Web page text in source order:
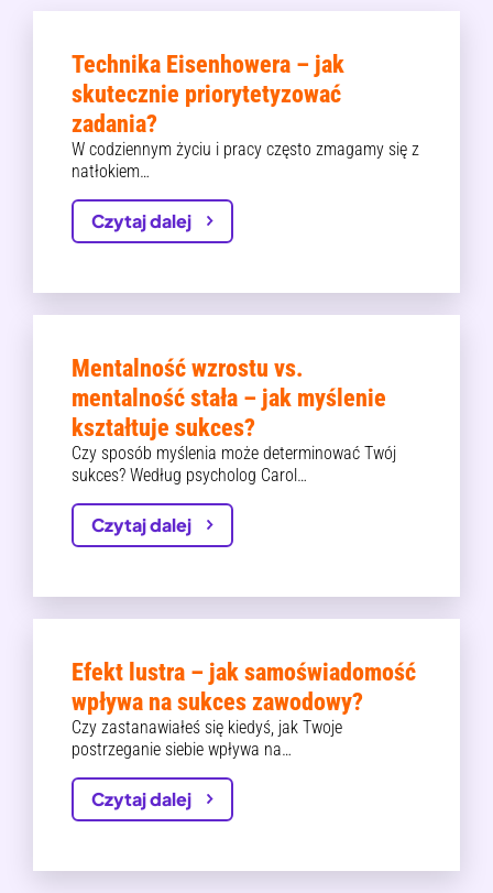
Technika Eisenhowera – jak
skutecznie priorytetyzować
zadania?
W codziennym życiu i pracy często zmagamy się z
natłokiem…
Czytaj dalej
Mentalność wzrostu vs.
mentalność stała – jak myślenie
kształtuje sukces?
Czy sposób myślenia może determinować Twój
sukces? Według psycholog Carol…
Czytaj dalej
Efekt lustra – jak samoświadomość
wpływa na sukces zawodowy?
Czy zastanawiałeś się kiedyś, jak Twoje
postrzeganie siebie wpływa na…
Czytaj dalej